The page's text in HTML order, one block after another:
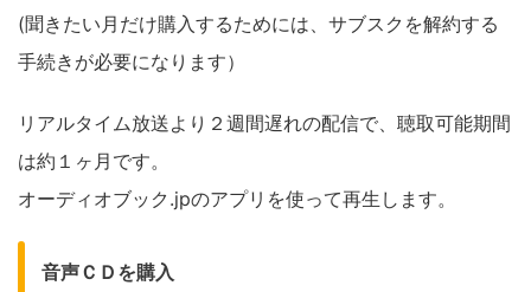
(聞きたい月だけ購入するためには、サブスクを解約する
手続きが必要になります）
リアルタイム放送より２週間遅れの配信で、聴取可能期間
は約１ヶ月です。
オーディオブック.jpのアプリを使って再生します。
音声ＣＤを購入